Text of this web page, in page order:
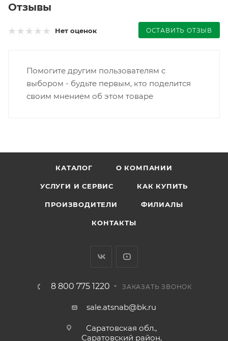
Отзывы
Нет оценок ОСТАВИТЬ ОТЗЫВ
Помогите другим пользователям с
выбором - будьте первым, кто поделится
своим мнением об этом товаре
КАТАЛОГ О КОМПАНИИ
УСЛУГИ И СЕРВИС КАК КУПИТЬ
ПРОИЗВОДИТЕЛИ ФИЛИАЛЫ
КОНТАКТЫ
8 800 775 1220 ЗАКАЗАТЬ ЗВОНОК
sale.atsnab@bk.ru
Саратовская обл.,
Саратовский район,